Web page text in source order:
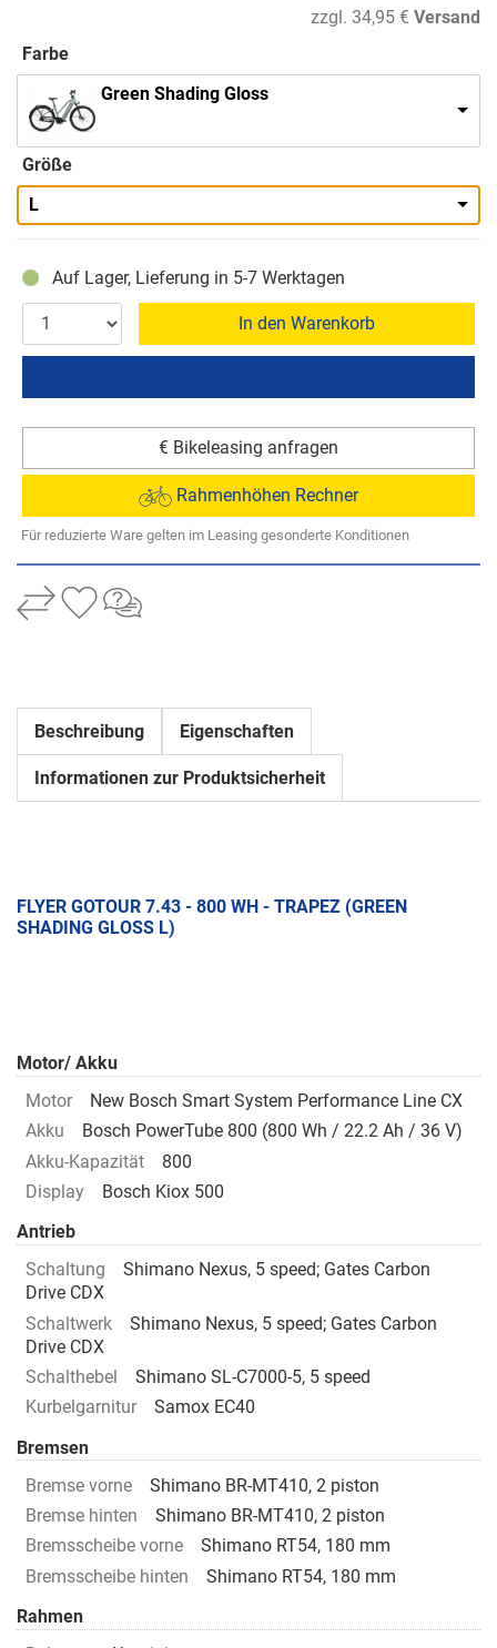
zzgl. 34,95 € Versand
Farbe
Green Shading Gloss
Größe
L
Auf Lager, Lieferung in 5-7 Werktagen
In den Warenkorb
€ Bikeleasing anfragen
Rahmenhöhen Rechner
Für reduzierte Ware gelten im Leasing gesonderte Konditionen
Beschreibung Eigenschaften
Informationen zur Produktsicherheit
FLYER GOTOUR 7.43 - 800 WH - TRAPEZ (GREEN
SHADING GLOSS L)
Motor/ Akku
Motor
New Bosch Smart System Performance Line CX
Akku
Bosch PowerTube 800 (800 Wh / 22.2 Ah / 36 V)
Akku-Kapazität
800
Display
Bosch Kiox 500
Antrieb
Schaltung
Shimano Nexus, 5 speed; Gates Carbon
Drive CDX
Schaltwerk
Shimano Nexus, 5 speed; Gates Carbon
Drive CDX
Schalthebel
Shimano SL-C7000-5, 5 speed
Kurbelgarnitur
Samox EC40
Bremsen
Bremse vorne
Shimano BR-MT410, 2 piston
Bremse hinten
Shimano BR-MT410, 2 piston
Bremsscheibe vorne
Shimano RT54, 180 mm
Bremsscheibe hinten
Shimano RT54, 180 mm
Rahmen